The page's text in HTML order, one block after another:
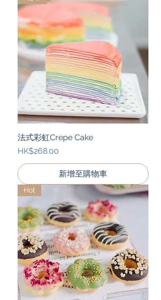
法式彩虹Crepe Cake
價格
HK$268.00
新增至購物車
Hot